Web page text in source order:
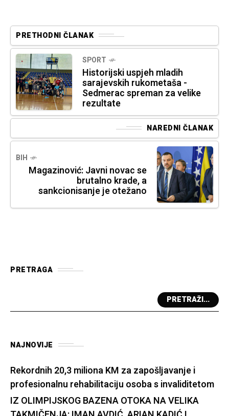
PRETHODNI ČLANAK
SPORT
Historijski uspjeh mladih
sarajevskih rukometaša -
Sedmerac spreman za velike
rezultate
NAREDNI ČLANAK
BIH
Magazinović: Javni novac se
brutalno krade, a
sankcionisanje je otežano
PRETRAGA
PRETRAŽI...
NAJNOVIJE
Rekordnih 20,3 miliona KM za zapošljavanje i
profesionalnu rehabilitaciju osoba s invaliditetom
IZ OLIMPIJSKOG BAZENA OTOKA NA VELIKA